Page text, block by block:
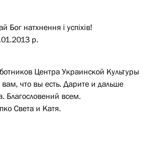
Бог натхнення і успіхів!
р.
Центра Украинской Культуры
вам, что вы есть. Дарите и дальше
Благословений всем.
Света и Катя.